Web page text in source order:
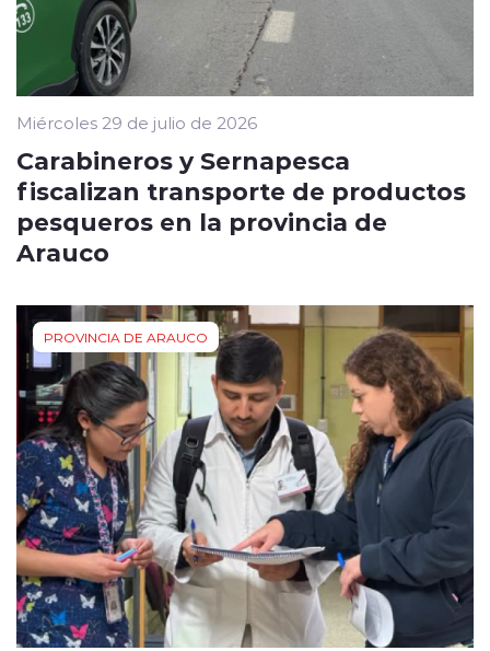
Miércoles 29 de julio de 2026
Carabineros y Sernapesca
fiscalizan transporte de productos
pesqueros en la provincia de
Arauco
PROVINCIA DE ARAUCO